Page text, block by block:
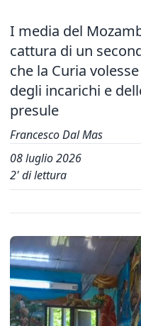
I media del
cattura di un
che la Curia
degli incarichi e
presule
Francesco Dal Mas
08 luglio 2026
2' di lettura